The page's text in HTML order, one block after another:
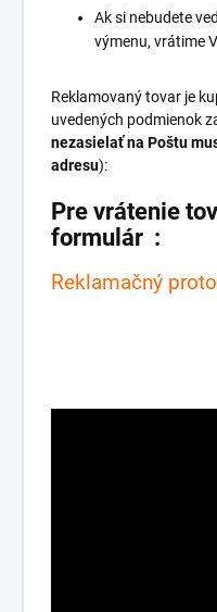
Ak si nebudete
výmenu, vrátime
Reklamovaný tovar je
uvedených podmienok
nezasielať na Poštu
adresu):
Pre vrátenie
formulár :
Reklamačný